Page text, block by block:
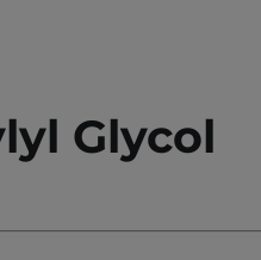
Glycol